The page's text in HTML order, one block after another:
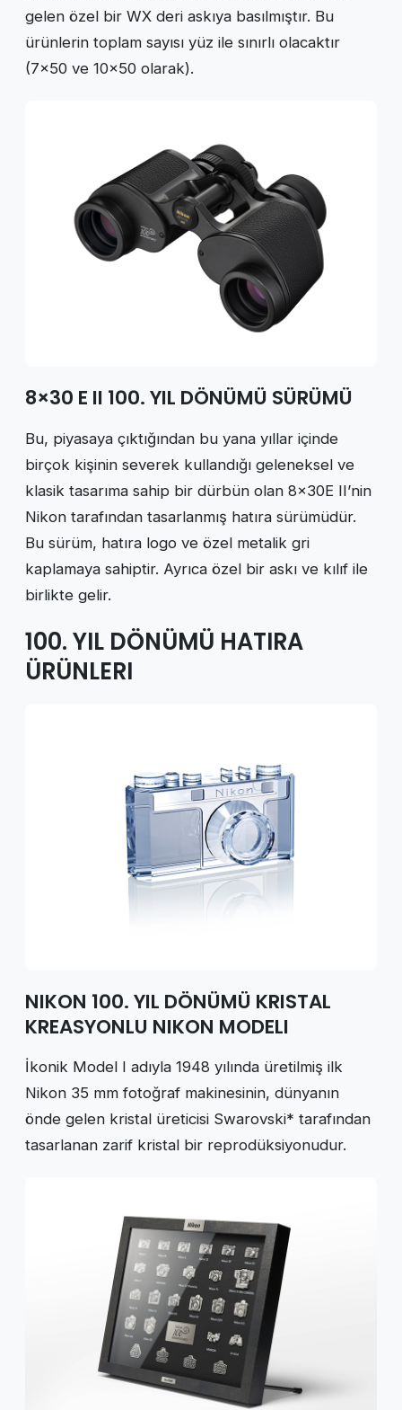
gelen özel bir WX deri askıya basılmıştır. Bu
ürünlerin toplam sayısı yüz ile sınırlı olacaktır
(7×50 ve 10×50 olarak).
8×30 E II 100. YIL DÖNÜMÜ SÜRÜMÜ
Bu, piyasaya çıktığından bu yana yıllar içinde
birçok kişinin severek kullandığı geleneksel ve
klasik tasarıma sahip bir dürbün olan 8×30E II’nin
Nikon tarafından tasarlanmış hatıra sürümüdür.
Bu sürüm, hatıra logo ve özel metalik gri
kaplamaya sahiptir. Ayrıca özel bir askı ve kılıf ile
birlikte gelir.
100. YIL DÖNÜMÜ HATIRA
ÜRÜNLERI
NIKON 100. YIL DÖNÜMÜ KRISTAL
KREASYONLU NIKON MODELI
İkonik Model I adıyla 1948 yılında üretilmiş ilk
Nikon 35 mm fotoğraf makinesinin, dünyanın
önde gelen kristal üreticisi Swarovski* tarafından
tasarlanan zarif kristal bir reprodüksiyonudur.